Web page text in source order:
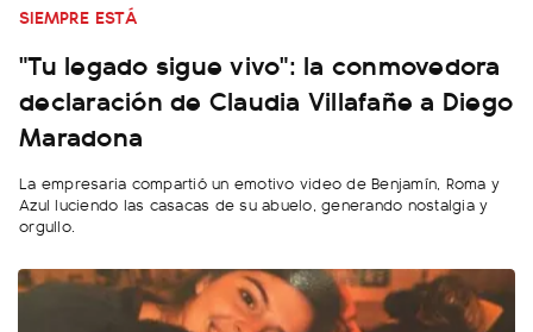
SIEMPRE ESTÁ
"Tu legado sigue vivo": la conmovedora
declaración de Claudia Villafañe a Diego
Maradona
La empresaria compartió un emotivo video de Benjamín, Roma y
Azul luciendo las casacas de su abuelo, generando nostalgia y
orgullo.